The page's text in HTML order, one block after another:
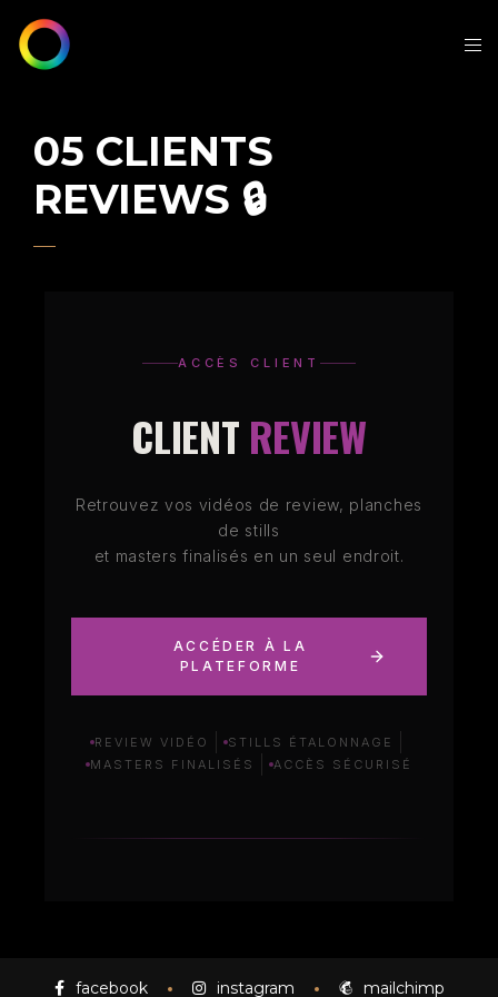
05 CLIENTS
REVIEWS 🔒
ACCÈS CLIENT
CLIENT REVIEW
Retrouvez vos vidéos de review, planches
de stills
et masters finalisés en un seul endroit.
ACCÉDER À LA
PLATEFORME
REVIEW VIDÉO
STILLS ÉTALONNAGE
MASTERS FINALISÉS
ACCÈS SÉCURISÉ
facebook instagram mailchimp